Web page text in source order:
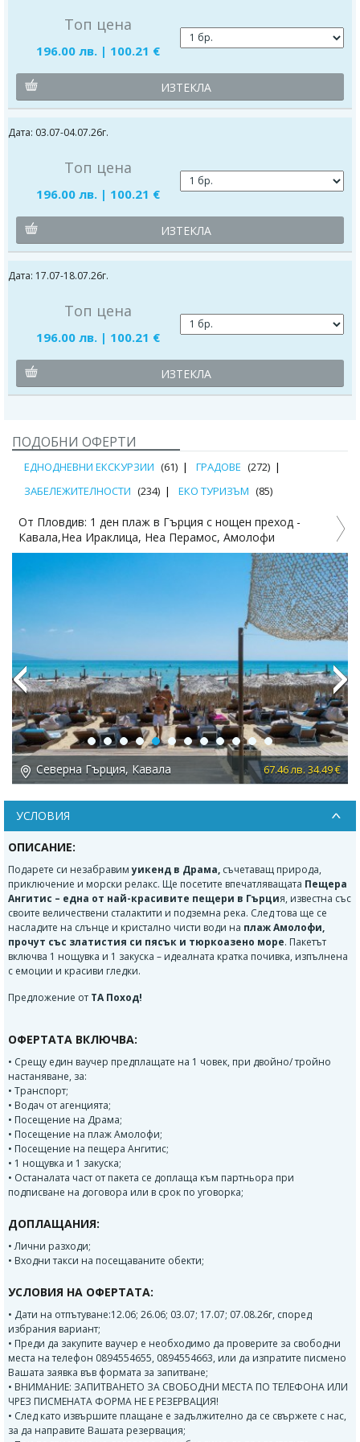
Топ цена
196.00 лв. | 100.21 €
ИЗТЕКЛА
Дата: 03.07-04.07.26г.
Топ цена
196.00 лв. | 100.21 €
ИЗТЕКЛА
Дата: 17.07-18.07.26г.
Топ цена
196.00 лв. | 100.21 €
ИЗТЕКЛА
ПОДОБНИ ОФЕРТИ
ЕДНОДНЕВНИ ЕКСКУРЗИИ (61) ГРАДОВЕ (272)
ЗАБЕЛЕЖИТЕЛНОСТИ (234) ЕКО ТУРИЗЪМ (85)
От Пловдив: 1 ден плаж в Гърция с нощен преход -
Кавала,Неа Ираклица, Неа Перамос, Амолофи
Северна Гърция, Кавала 67.46 лв. 34.49 €
Previous Next
УСЛОВИЯ
ОПИСАНИЕ:
Подарете си незабравимуикенд в Драма, съчетаващ природа,
приключение и морски релакс. Ще посетите впечатляващата Пещера
Ангитис – една от най-красивите пещери в Гърция, известна със
своите величествени сталактити и подземна река. След това ще се
насладите на слънце и кристално чисти води на плажАмолофи,
прочут със златистия си пясък и тюркоазено море. Пакетът
включва 1 нощувка и 1 закуска – идеалната кратка почивка, изпълнена
с емоции и красиви гледки.
Предложение от ТА Поход!
ОФЕРТАТА ВКЛЮЧВА:
• Срещу един ваучер предплащате на 1 човек, при двойно/ тройно
настаняване, за:
• Транспорт;
• Водач от агенцията;
• Посещение на Драма;
• Посещение на плаж Амолофи;
• Посещение на пещера Ангитис;
• 1 нощувка и 1 закуска;
• Останалата част от пакета се доплаща към партньора при
подписване на договора или в срок по уговорка;
ДОПЛАЩАНИЯ:
• Лични разходи;
• Входни такси на посещаваните обекти;
УСЛОВИЯ НА ОФЕРТАТА:
• Дати на отпътуване:12.06; 26.06; 03.07; 17.07; 07.08.26г, според
избрания вариант;
• Преди да закупите ваучер е необходимо да проверите за свободни
места на телефон 0894554655, 0894554663, или да изпратите писмено
Вашата заявка във формата за запитване;
• ВНИМАНИЕ: ЗАПИТВАНЕТО ЗА СВОБОДНИ МЕСТА ПО ТЕЛЕФОНА ИЛИ
ЧРЕЗ ПИСМЕНАТА ФОРМА НЕ Е РЕЗЕРВАЦИЯ!
• След като извършите плащане е задължително да се свържете с нас,
за да направите Вашата резервация;